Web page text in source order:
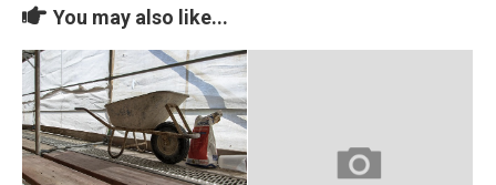
You may also like...